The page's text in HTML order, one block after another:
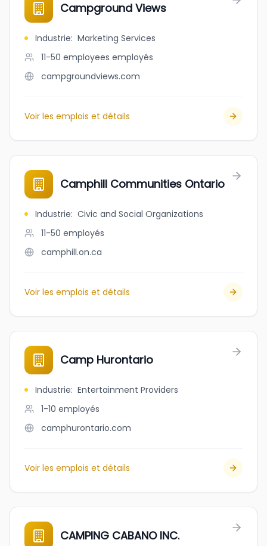
Campground Views
Industrie: Marketing Services
11-50 employees employés
campgroundviews.com
Voir les emplois et détails
Camphill Communities Ontario
Industrie: Civic and Social Organizations
11-50 employés
camphill.on.ca
Voir les emplois et détails
Camp Hurontario
Industrie: Entertainment Providers
1-10 employés
camphurontario.com
Voir les emplois et détails
CAMPING CABANO INC.